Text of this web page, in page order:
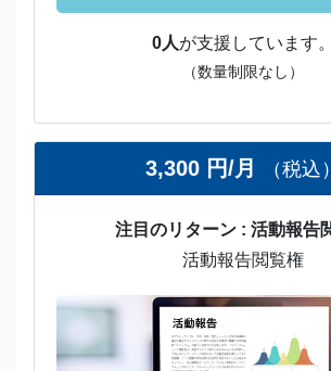
0人が支援しています。
（数量制限なし）
3,300 円/月 （税込）
注目のリターン : 活動報告
活動報告閲覧権